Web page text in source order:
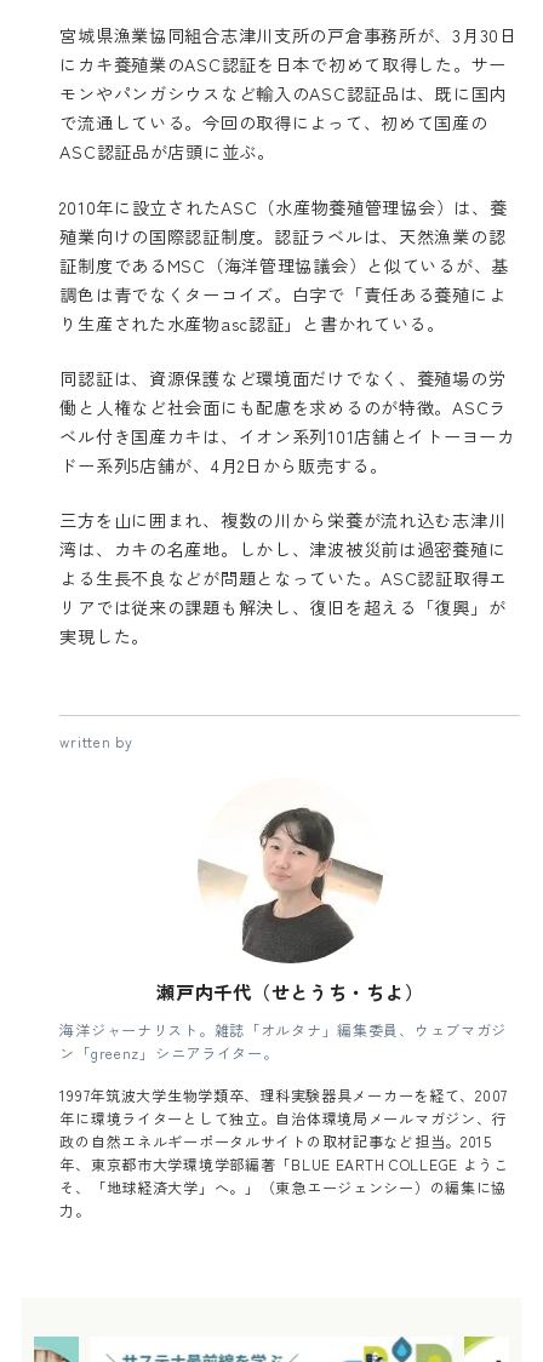
宮城県漁業協同組合志津川支所の戸倉事務所が、3月30日
にカキ養殖業のASC認証を日本で初めて取得した。サー
モンやパンガシウスなど輸入のASC認証品は、既に国内
で流通している。今回の取得によって、初めて国産の
ASC認証品が店頭に並ぶ。
2010年に設立されたASC（水産物養殖管理協会）は、養
殖業向けの国際認証制度。認証ラベルは、天然漁業の認
証制度であるMSC（海洋管理協議会）と似ているが、基
調色は青でなくターコイズ。白字で「責任ある養殖によ
り生産された水産物asc認証」と書かれている。
同認証は、資源保護など環境面だけでなく、養殖場の労
働と人権など社会面にも配慮を求めるのが特徴。ASCラ
ベル付き国産カキは、イオン系列101店舗とイトーヨーカ
ドー系列5店舗が、4月2日から販売する。
三方を山に囲まれ、複数の川から栄養が流れ込む志津川
湾は、カキの名産地。しかし、津波被災前は過密養殖に
よる生長不良などが問題となっていた。ASC認証取得エ
リアでは従来の課題も解決し、復旧を超える「復興」が
実現した。
written by
瀬戸内千代（せとうち・ちよ）
海洋ジャーナリスト。雑誌「オルタナ」編集委員、ウェブマガジ
ン「greenz」シニアライター。
1997年筑波大学生物学類卒、理科実験器具メーカーを経て、2007
年に環境ライターとして独立。自治体環境局メールマガジン、行
政の自然エネルギーポータルサイトの取材記事など担当。2015
年、東京都市大学環境学部編著「BLUE EARTH COLLEGE ようこ
そ、「地球経済大学」へ。」（東急エージェンシー）の編集に協
力。